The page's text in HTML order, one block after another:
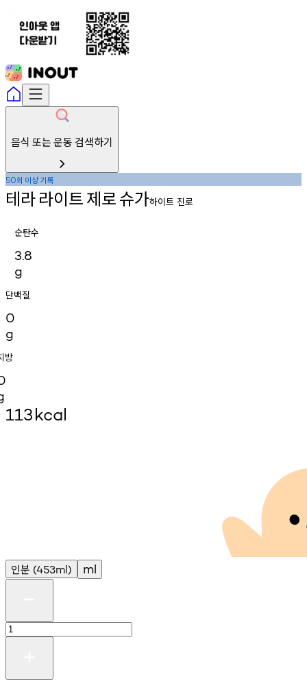
음식 또는 운동 검색하기
50회 이상기록
테라라이트제로슈가하이트 진로
순탄수
3.8
g
단백질
0
g
방
113kcal
인분 (453ml) ml